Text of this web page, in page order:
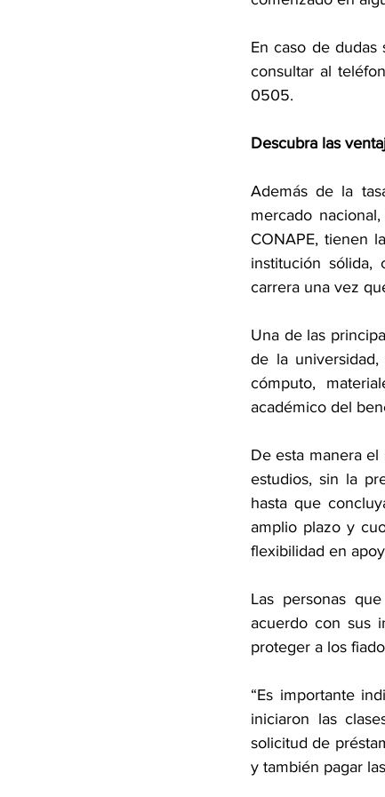
En caso de
consultar al
0505.
Descubra las
Además de la
mercado
CONAPE, tienen
institución
carrera una vez
Una de las
de la
cómputo,
académico del
De esta manera
estudios, sin la
hasta que
amplio plazo y
flexibilidad en
Las personas
acuerdo con sus
proteger a los
“Es importante
iniciaron las
solicitud de
y también pagar